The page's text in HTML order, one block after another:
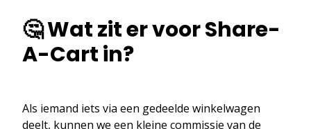
🤔 Wat zit er voor Share-
A-Cart in?
Als iemand iets via een gedeelde winkelwagen
deelt, kunnen we een kleine commissie van de